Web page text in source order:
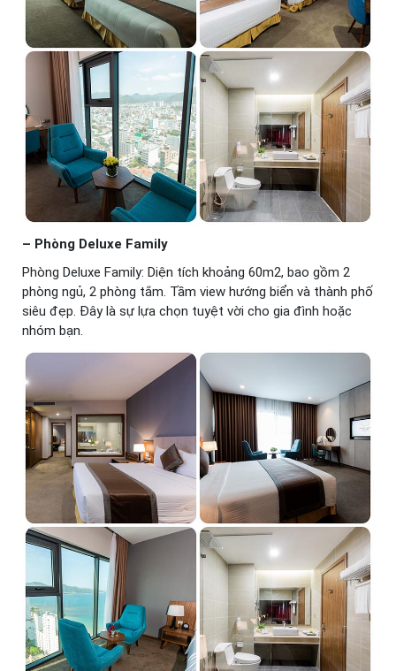
– Phòng Deluxe Family
Phòng Deluxe Family: Diện tích khoảng 60m2, bao gồm 2
phòng ngủ, 2 phòng tắm. Tầm view hướng biển và thành phố
siêu đẹp. Đây là sự lựa chọn tuyệt vời cho gia đình hoặc
nhóm bạn.